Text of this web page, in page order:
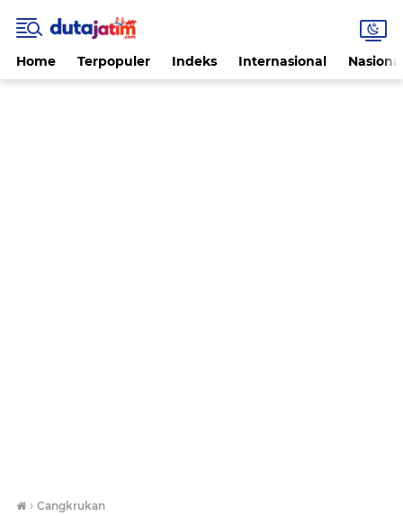
Home Terpopuler Indeks Internasional
› Cangkrukan